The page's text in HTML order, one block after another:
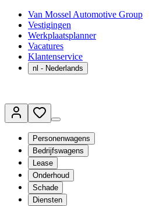
Van Mossel Automotive Group
Vestigingen
Werkplaatsplanner
Vacatures
Klantenservice
nl - Nederlands
Personenwagens
Bedrijfswagens
Lease
Onderhoud
Schade
Diensten